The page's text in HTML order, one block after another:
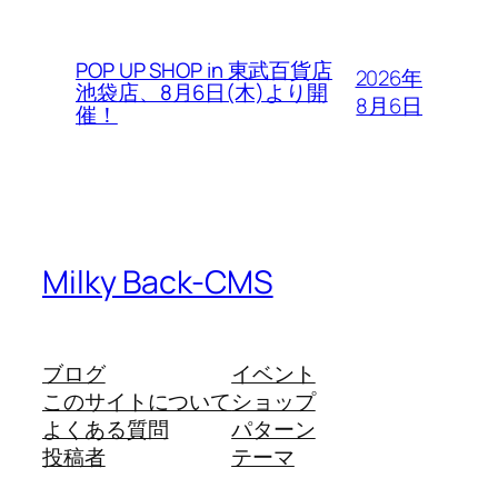
POP UP SHOP in 東武百貨店
池袋店、8月6日(木)より開
催！
2026年
8月6日
Milky Back-CMS
ブログ
このサイトについて
よくある質問
投稿者
イベント
ショップ
パターン
テーマ